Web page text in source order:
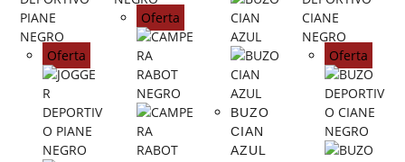
Oferta
Oferta
BUZO
CIAN
AZUL
Oferta